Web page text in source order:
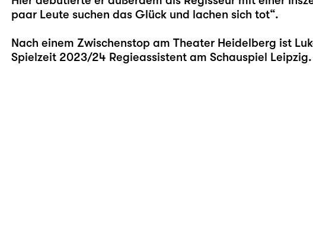
paar Leute suchen das Glück und lachen sich tot“.
Nach einem Zwischenstop am Theater Heidelberg ist
Spielzeit 2023/24 Regieassistent am Schauspiel Leipzig.